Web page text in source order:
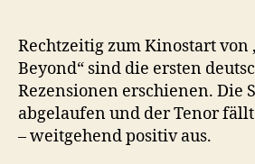
Rechtzeitig zum Kinostart von
Beyond“ sind die ersten
Rezensionen erschienen. Die
abgelaufen und der Tenor
– weitgehend positiv aus.